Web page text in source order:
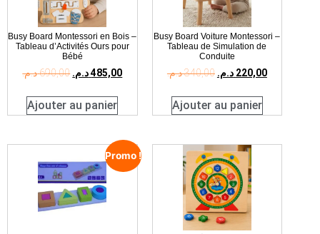
Busy Board Montessori en Bois –
Tableau d’Activités Ours pour
Bébé
690,00د.م. 485,00 د.م.
Ajouter au panier
Busy Board Voiture Montessori –
Tableau de Simulation de
Conduite
340,00د.م. 220,00 د.م.
Ajouter au panier
Promo !